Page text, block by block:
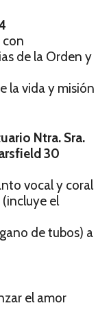
de la Orden y
la vida y misión
Ntra. Sra.
30
vocal y coral
(incluye el
de tubos) a
el amor